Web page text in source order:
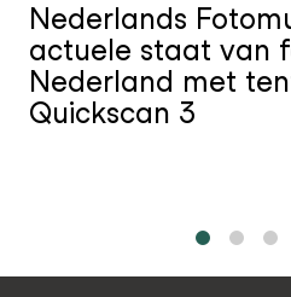
Nederlands
actuele staat van
Nederland met
Quickscan 3